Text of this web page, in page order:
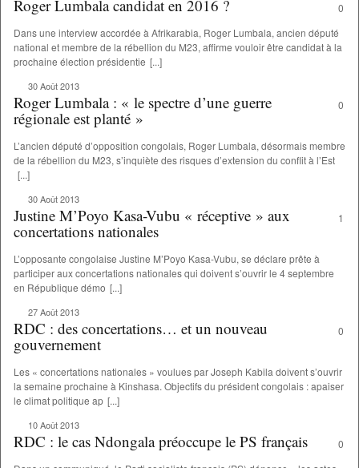
Roger Lumbala candidat en 2016 ?
0
Dans une interview accordée à Afrikarabia, Roger Lumbala, ancien député
national et membre de la rébellion du M23, affirme vouloir être candidat à la
prochaine élection présidentie [...]
30 Août 2013
Roger Lumbala : « le spectre d’une guerre
régionale est planté »
0
L’ancien député d’opposition congolais, Roger Lumbala, désormais membre
de la rébellion du M23, s’inquiète des risques d’extension du conflit à l’Est
[...]
30 Août 2013
Justine M’Poyo Kasa-Vubu « réceptive » aux
concertations nationales
1
L’opposante congolaise Justine M’Poyo Kasa-Vubu, se déclare prête à
participer aux concertations nationales qui doivent s’ouvrir le 4 septembre
en République démo [...]
27 Août 2013
RDC : des concertations… et un nouveau
gouvernement
0
Les « concertations nationales » voulues par Joseph Kabila doivent s’ouvrir
la semaine prochaine à Kinshasa. Objectifs du président congolais : apaiser
le climat politique ap [...]
10 Août 2013
RDC : le cas Ndongala préoccupe le PS français
0